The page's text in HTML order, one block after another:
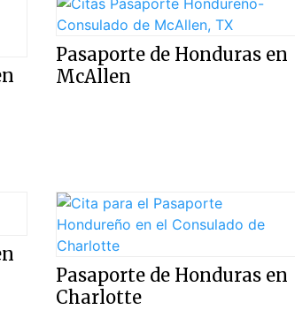
Pasaporte de Honduras en
McAllen
Pasaporte de Honduras en
Charlotte